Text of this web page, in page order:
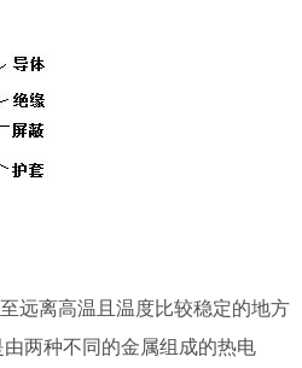
离高温且温度比较稳定的地方
两种不同的金属组成的热电